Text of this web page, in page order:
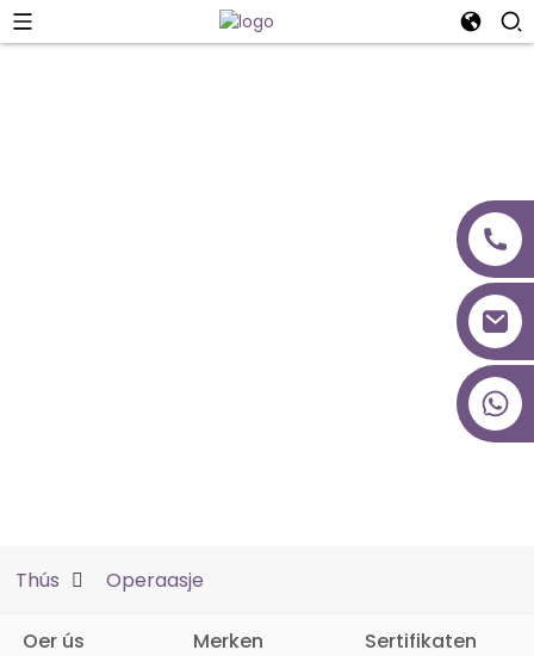
Thús Operaasje
Oer ús Merken
Sertifikaten